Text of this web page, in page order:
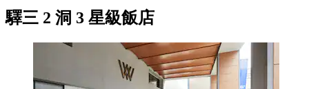
驛三 2 洞 3 星級飯店